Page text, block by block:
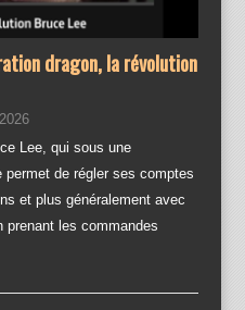
dragon, la révolution
Lee, qui sous une
permet de régler ses comptes
et plus généralement avec
prenant les commandes